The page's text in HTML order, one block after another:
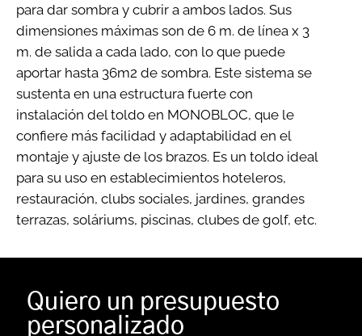
para dar sombra y cubrir a ambos lados. Sus
dimensiones máximas son de 6 m. de línea x 3
m. de salida a cada lado, con lo que puede
aportar hasta 36m2 de sombra. Este sistema se
sustenta en una estructura fuerte con
instalación del toldo en MONOBLOC, que le
confiere más facilidad y adaptabilidad en el
montaje y ajuste de los brazos. Es un toldo ideal
para su uso en establecimientos hoteleros,
restauración, clubs sociales, jardines, grandes
terrazas, soláriums, piscinas, clubes de golf, etc.
Quiero un presupuesto
personalizado